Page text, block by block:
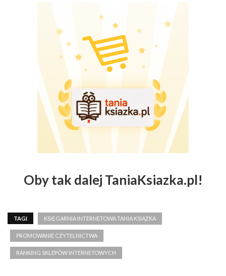
Oby tak dalej TaniaKsiazka.pl!
TAGI KSIĘGARNIA INTERNETOWA TANIA KSIĄŻKA
PROMOWANIE CZYTELNICTWA
RANKING SKLEPÓW INTERNETOWYCH